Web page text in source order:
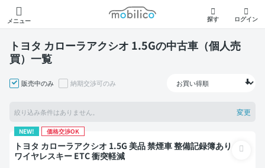
メニュー
モビリコ
探す ログイン
トヨタ カローラアクシオ 1.5Gの中古車（個人売
買）一覧
販売中のみ 納期交渉可のみ
絞り込み条件はありません。 変更
NEW! 価格交渉OK
トヨタ カローラアクシオ 1.5G 美品 禁煙車 整備記録簿あり
ワイヤレスキー ETC 衝突軽減